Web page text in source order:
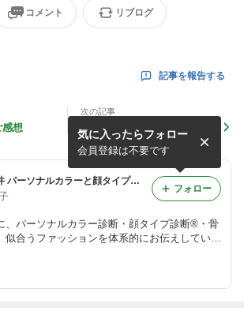
コメント リブログ
記事を報告する
想
次の記事
color+shapeコンサルのご感
想
北陸・福井 パーソナルカラーと顔タイプ・骨格診断 Color＆Fashion Academy
、パーソナルカラー診断・顔タイプ診断®・骨
似合うファッションを体系的にお伝えしていま
気に入ったらフォロー
会員登録は不要です
フォロー